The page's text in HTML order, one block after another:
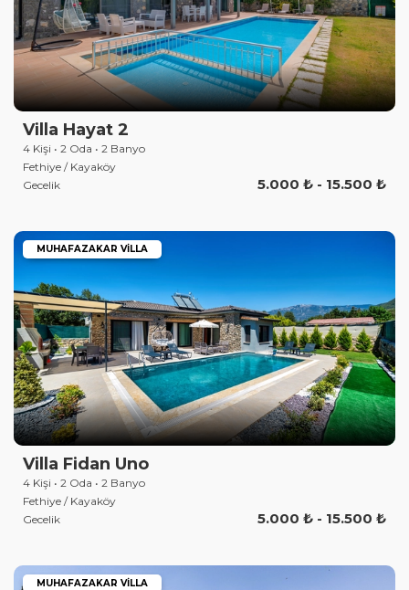
Villa Hayat 2
4 Kişi • 2 Oda • 2 Banyo
Fethiye / Kayaköy
Gecelik
5.000 ₺ - 15.500 ₺
MUHAFAZAKAR VILLA
Villa Fidan Uno
4 Kişi • 2 Oda • 2 Banyo
Fethiye / Kayaköy
Gecelik
5.000 ₺ - 15.500 ₺
MUHAFAZAKAR VILLA